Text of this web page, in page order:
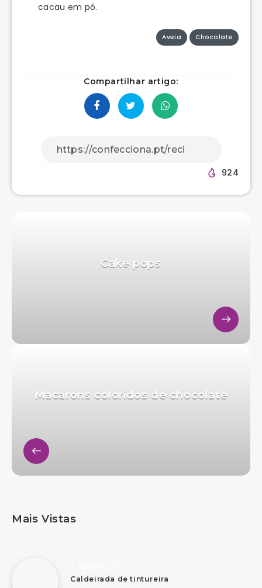
cacau em pó.
Aveia Chocolate
Compartilhar artigo:
924
Cake pops
Macarons coloridos de chocolate
Mais Vistas
Caldeirada de tintureira